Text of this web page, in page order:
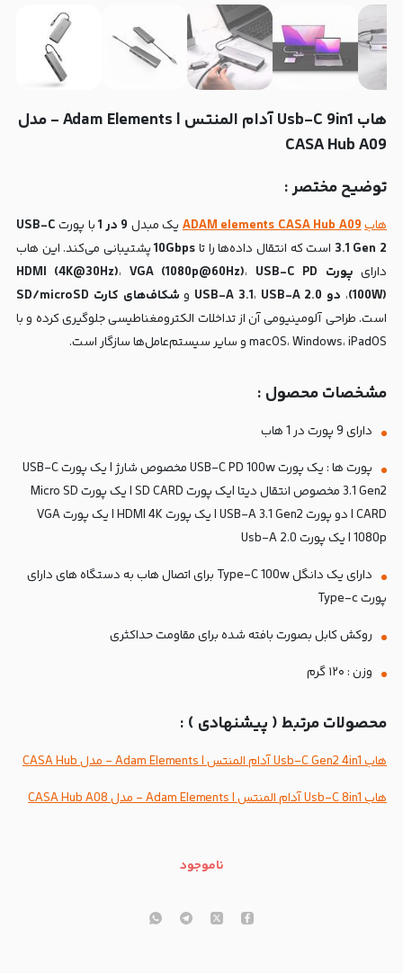
هاب Usb-C 9in1 آدام المنتس | Adam Elements - مدل
CASA Hub A09
توضیح مختصر :
هابADAM elements CASA Hub A09یک مبدل 9 در 1 با پورتUSB-C
3.1 Gen 2 است که انتقال داده‌ها را تا10Gbpsپشتیبانی می‌کند. این هاب
دارای پورت HDMI (4K@30Hz) ، VGA (1080p@60Hz)، USB-C PD
(100W)، دو USB-A 3.1 ، USB-A 2.0 و شکاف‌های کارت SD/microSD
است. طراحی آلومینیومی آن از تداخلات الکترومغناطیسی جلوگیری کرده و با
macOS، Windows، iPadOS و سایر سیستم‌عامل‌ها سازگار است.
مشخصات محصول :
دارای 9 پورت در 1 هاب
پورت ها : یک پورت USB-C PD 100w مخصوص شارژ | یک پورت USB-C
3.1 Gen2 مخصوص انتقال دیتا |یک پورت SD CARD | یک پورت Micro SD
CARD | دو پورت USB-A 3.1 Gen2 | یک پورت HDMI 4K | یک پورت VGA
1080p | یک پورت Usb-A 2.0
دارای یک دانگل Type-C 100w برای اتصال هاب به دستگاه های دارای
پورت Type-c
روکش کابل بصورت بافته شده برای مقاومت حداکثری
وزن : ۱۲۰ گرم
محصولات مرتبط ( پیشنهادی ) :
هاب Usb-C Gen2 4in1 آدام المنتس | Adam Elements - مدل CASA Hub
هاب Usb-C 8in1 آدام المنتس | Adam Elements - مدل CASA Hub A08
ناموجود